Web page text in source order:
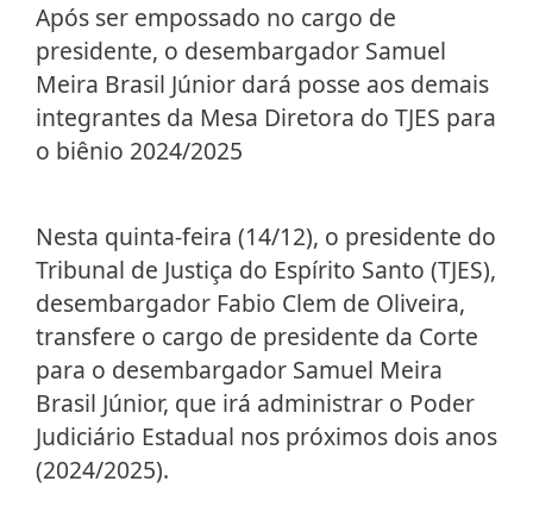
Após ser empossado no cargo de
presidente, o desembargador Samuel
Meira Brasil Júnior dará posse aos demais
integrantes da Mesa Diretora do TJES para
o biênio 2024/2025
Nesta quinta-feira (14/12), o presidente do
Tribunal de Justiça do Espírito Santo (TJES),
desembargador Fabio Clem de Oliveira,
transfere o cargo de presidente da Corte
para o desembargador Samuel Meira
Brasil Júnior, que irá administrar o Poder
Judiciário Estadual nos próximos dois anos
(2024/2025).